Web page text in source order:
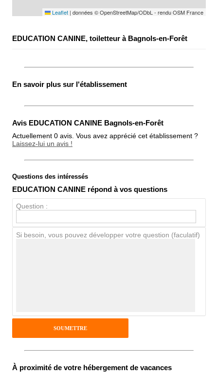
Leaflet | données © OpenStreetMap/ODbL - rendu OSM France
EDUCATION CANINE, toiletteur à Bagnols-en-Forêt
En savoir plus sur l'établissement
Avis EDUCATION CANINE Bagnols-en-Forêt
Actuellement 0 avis. Vous avez apprécié cet établissement ?
Laissez-lui un avis !
Note globale
Antispam - Combien font 7x4 (en
chiffres) :
Questions des intéressés
EDUCATION CANINE répond à vos questions
Question :
Si besoin, vous pouvez développer votre question (faculatif)
À proximité de votre hébergement de vacances